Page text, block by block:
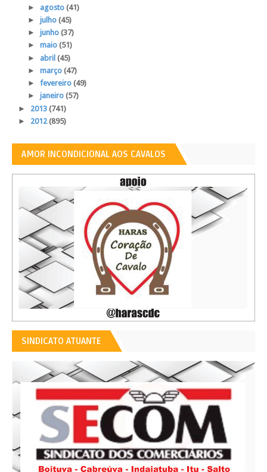
► agosto (41)
► julho (45)
► junho (37)
► maio (51)
► abril (45)
► março (47)
► fevereiro (49)
► janeiro (57)
► 2013 (741)
► 2012(895)
AMOR INCONDICIONAL AOS CAVALOS
SINDICATO ATUANTE